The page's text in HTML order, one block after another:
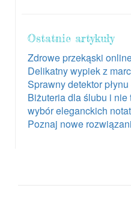
Ostatnie artykuły
Zdrowe przekąski
Delikatny wypiek z
Sprawny detektor
Biżuteria dla ślubu i nie
wybór eleganckich
Poznaj nowe